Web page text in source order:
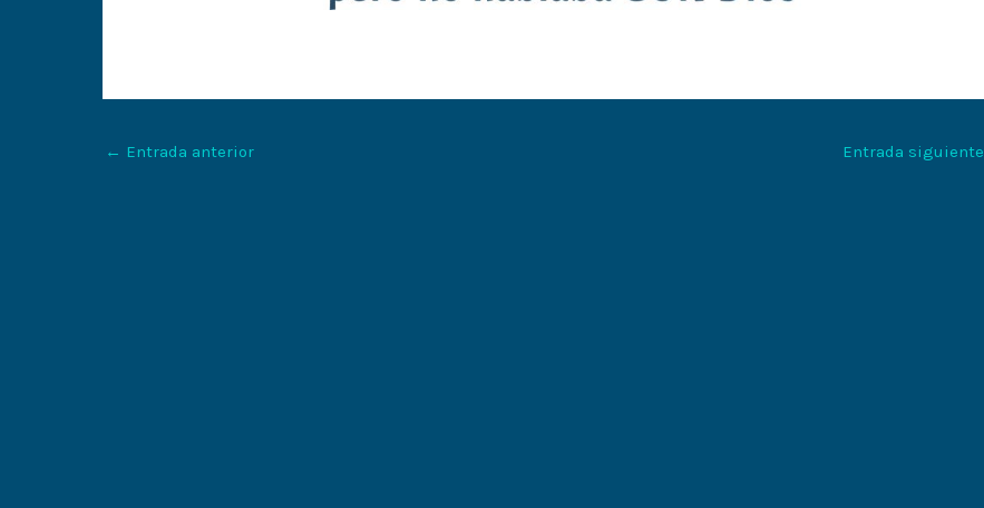
← Entrada anterior Entrada siguiente